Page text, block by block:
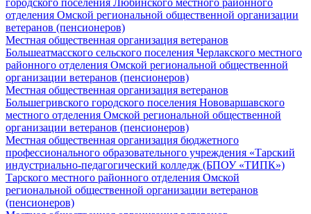
отделения Омской региональной общественной организации
ветеранов (пенсионеров)
Местная общественная организация ветеранов
Большеатмасского сельского поселения Черлакского местного
районного отделения Омской региональной общественной
организации ветеранов (пенсионеров)
Местная общественная организация ветеранов
Большегривского городского поселения Нововаршавского
местного отделения Омской региональной общественной
организации ветеранов (пенсионеров)
Местная общественная организация бюджетного
профессионального образовательного учреждения «Тарский
индустриально-педагогический колледж (БПОУ «ТИПК»)
Тарского местного районного отделения Омской
региональной общественной организации ветеранов
(пенсионеров)